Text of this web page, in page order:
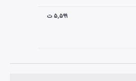
۵,۵۹۹ ت